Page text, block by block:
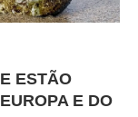
ESTÃO
E DO